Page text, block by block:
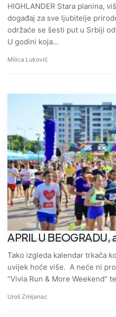
HIGHLANDER Stara planina,
događaj za sve ljubitelje
održaće se šesti put u Srbiji
U godini koja…
Milica Luković
APRIL U
Tako izgleda kalendar trkača
uvijek hoće više. A neće ni
“Vivia Run & More Weekend”
Uroš Zmijanac